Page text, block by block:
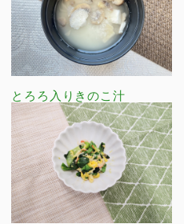
とろろ入りきのこ汁